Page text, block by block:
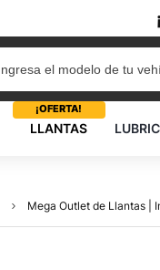
LLANTAS
¡OFERTA!
Mega Outlet de Llantas |